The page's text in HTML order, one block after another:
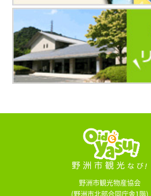
野洲市観光物産協会
(野洲市北部合同庁舎1階)